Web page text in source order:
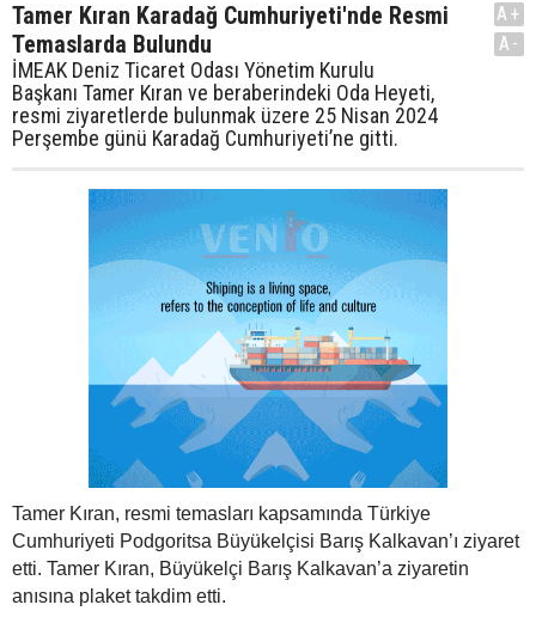
Tamer Kıran Karadağ Cumhuriyeti'nde Resmi
Temaslarda Bulundu
İMEAK Deniz Ticaret Odası Yönetim Kurulu
Başkanı Tamer Kıran ve beraberindeki Oda Heyeti,
resmi ziyaretlerde bulunmak üzere 25 Nisan 2024
Perşembe günü Karadağ Cumhuriyeti’ne gitti.
A+
A-
Tamer Kıran, resmi temasları kapsamında Türkiye
Cumhuriyeti Podgoritsa Büyükelçisi Barış Kalkavan’ı ziyaret
etti. Tamer Kıran, Büyükelçi Barış Kalkavan’a ziyaretin
anısına plaket takdim etti.